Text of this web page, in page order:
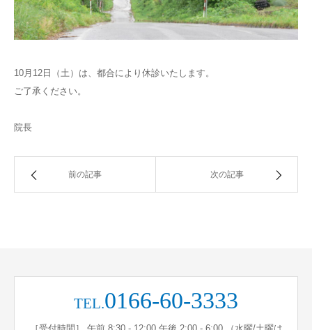
10月12日（土）は、都合により休診いたします。
ご了承ください。
院長
前の記事 次の記事
TEL.0166-60-3333